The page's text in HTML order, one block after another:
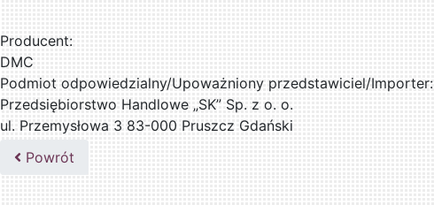
Producent:
DMC
Podmiot odpowiedzialny/Upoważniony przedstawiciel/Importer:
Przedsiębiorstwo Handlowe „SK” Sp. z o. o.
ul. Przemysłowa 3 83-000 Pruszcz Gdański
509076255
Powrót